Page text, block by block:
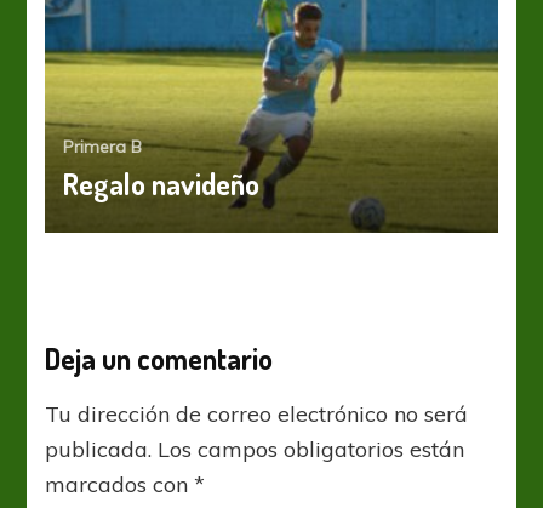
Primera B
Regalo navideño
Deja un comentario
Tu dirección de correo electrónico no será
publicada. Los campos obligatorios están
marcados con*